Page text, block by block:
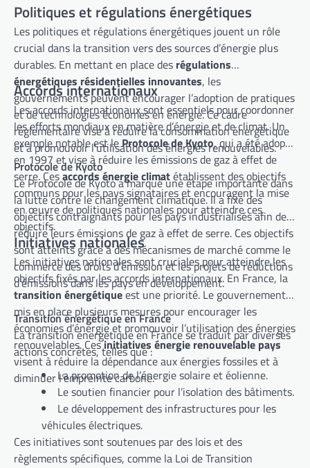
Politiques et régulations énergétiques
Les politiques et régulations énergétiques jouent un rôle
crucial dans la transition vers des sources d’énergie plus
durables. En mettant en place des régulations
énergétiques résidentielles innovantes, les
gouvernements peuvent encourager l’adoption de pratiques
et de technologies économes en énergie. Ce cadre
réglementaire vise à réduire la consommation énergétique
et à promouvoir l’utilisation des énergies renouvelables.
Accords internationaux
Les accords internationaux sont essentiels pour coordonner
les efforts mondiaux en matière d’énergie et de climat. Un
exemple notable est leProtocole de Kyoto, qui a été adopté
en 1997 et vise à réduire les émissions de gaz à effet de
serre. Cesaccords énergie climatétablissent des objectifs
communs pour les pays signataires et encouragent la mise
en œuvre de politiques nationales pour atteindre ces
objectifs.
Protocole de Kyoto
Le Protocole de Kyoto a marqué une étape importante dans
la lutte contre le changement climatique. Il a fixé des
objectifs contraignants pour les pays industrialisés afin de
réduire leurs émissions de gaz à effet de serre. Ces objectifs
sont atteints grâce à des mécanismes de marché comme le
commerce des droits d’émission et les projets de réductions
d’émissions dans les pays en développement.
Initiatives nationales
Les initiatives nationales sont cruciales pour atteindre les
objectifs fixés par les accords internationaux. En France, la
transition énergétiqueest une priorité. Le gouvernement a
mis en place plusieurs mesures pour encourager les
économies d’énergie et promouvoir l’utilisation des énergies
renouvelables. Cesinitiatives énergie renouvelable pays
visent à réduire la dépendance aux énergies fossiles et à
diminuer l’empreinte carbone.
Transition énergétique en France
La transition énergétique en France se traduit par diverses
actions concrètes, telles que :
La promotion de l’énergie solaire et éolienne.
Le soutien financier pour l’isolation des bâtiments.
Le développement des infrastructures pour les
véhicules électriques.
Ces initiatives sont soutenues par des lois et des
règlements spécifiques, comme la Loi de Transition